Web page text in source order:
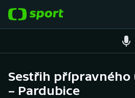
ME v plavání
Sestřih přípravného
– Pardubice